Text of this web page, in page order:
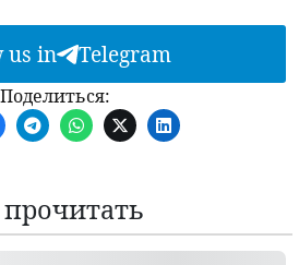
us in Telegram
Поделиться: